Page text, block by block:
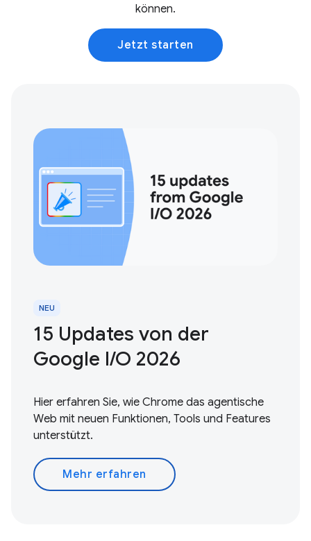
können.
Jetzt starten
NEU
15 Updates von der
Google I / O 2026
Hier erfahren Sie, wie Chrome das agentische
Web mit neuen Funktionen, Tools und Features
unterstützt.
Mehr erfahren